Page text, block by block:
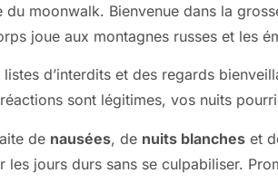
moonwalk. Bienvenue dans la
joue aux montagnes russes et les
d’interdits et des regards
sont légitimes, vos nuits
de nausées, de nuits blanches et
jours durs sans se culpabiliser.